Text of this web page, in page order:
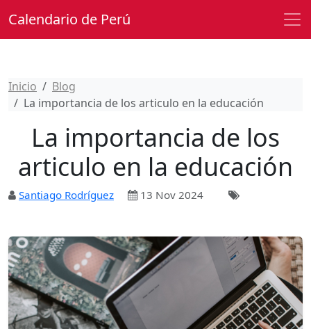
Calendario de Perú
Inicio
Blog
La importancia de los articulo en la educación
La importancia de los
articulo en la educación
Santiago Rodríguez 13 Nov 2024